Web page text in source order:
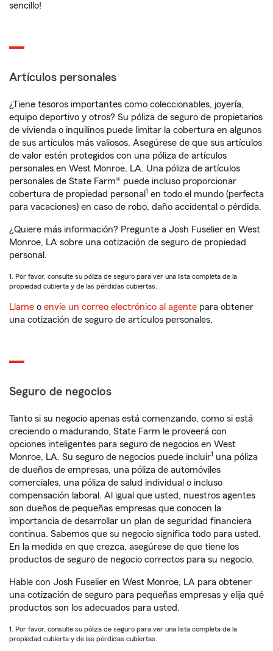
sencillo!
Artículos personales
¿Tiene tesoros importantes como coleccionables, joyería,
equipo deportivo y otros? Su póliza de seguro de propietarios
de vivienda o inquilinos puede limitar la cobertura en algunos
de sus artículos más valiosos. Asegúrese de que sus artículos
de valor estén protegidos con una póliza de artículos
personales en West Monroe, LA. Una póliza de artículos
personales de State Farm® puede incluso proporcionar
cobertura de propiedad personal 1 en todo el mundo (perfecta
para vacaciones) en caso de robo, daño accidental o pérdida.
¿Quiere más información? Pregunte a Josh Fuselier en West
Monroe, LA sobre una cotización de seguro de propiedad
personal.
1. Por favor, consulte su póliza de seguro para ver una lista completa de la
propiedad cubierta y de las pérdidas cubiertas.
Llame o envíe un correo electrónico al agente para obtener
una cotización de seguro de artículos personales.
Seguro de negocios
Tanto si su negocio apenas está comenzando, como si está
creciendo o madurando, State Farm le proveerá con
opciones inteligentes para seguro de negocios en West
Monroe, LA. Su seguro de negocios puede incluir1 una póliza
de dueños de empresas, una póliza de automóviles
comerciales, una póliza de salud individual o incluso
compensación laboral. Al igual que usted, nuestros agentes
son dueños de pequeñas empresas que conocen la
importancia de desarrollar un plan de seguridad financiera
continua. Sabemos que su negocio significa todo para usted.
En la medida en que crezca, asegúrese de que tiene los
productos de seguro de negocio correctos para su negocio.
Hable con Josh Fuselier en West Monroe, LA para obtener
una cotización de seguro para pequeñas empresas y elija qué
productos son los adecuados para usted.
1. Por favor, consulte su póliza de seguro para ver una lista completa de la
propiedad cubierta y de las pérdidas cubiertas.